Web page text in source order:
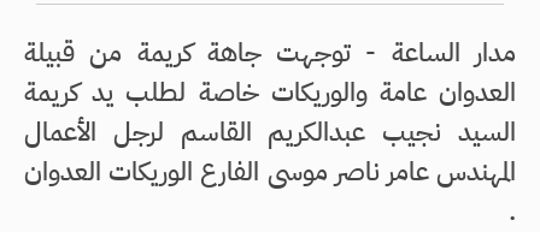
مدار الساعة - توجهت جاهة كريمة من قبيلة
العدوان عامة والوريكات خاصة لطلب يد كريمة
السيد نجيب عبدالكريم القاسم لرجل الأعمال
المهندس عامر ناصر موسى الفارع الوريكات العدوان
.